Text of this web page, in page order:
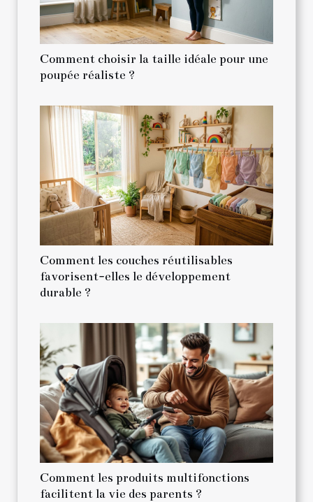
Comment choisir la taille idéale pour une
poupée réaliste ?
Comment les couches réutilisables
favorisent-elles le développement
durable ?
Comment les produits multifonctions
facilitent la vie des parents ?